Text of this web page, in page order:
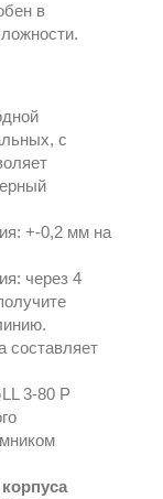
в
с
+-0,2 мм на
через 4
составляет
3-80 P